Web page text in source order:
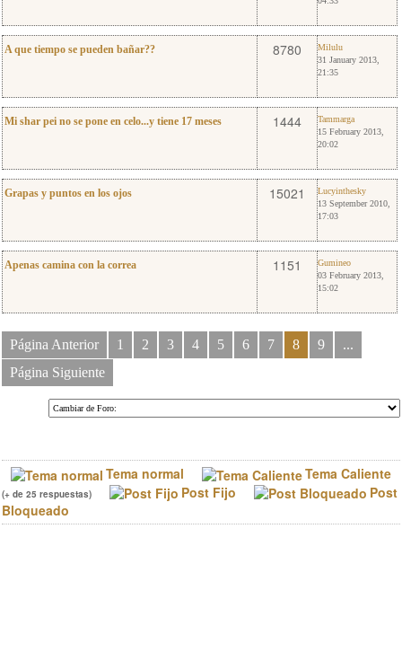
A que tiempo se pueden bañar?? Milulu8780
Milulu
31 January 2013,
21:35
Mi shar pei no se pone en celo...y tiene 17 meses Tammarga
1444
Tammarga
15 February 2013,
20:02
Grapas y puntos en los ojos Lucyinthesky
1115021
Lucyinthesky
13 September 2010,
17:03
Apenas camina con la correa Gumineo
1151
Gumineo
03 February 2013,
15:02
Página Anterior 1 2 3 4 5 6 7 8 9
...
Página Siguiente
Tema normal Tema Caliente
(+ de 25 respuestas) Post Fijo
Post
Bloqueado